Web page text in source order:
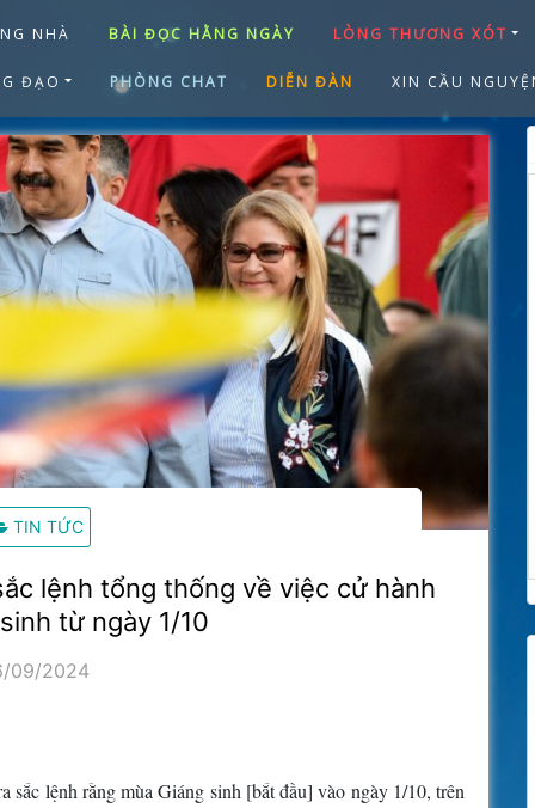
NHÀ BÀI ĐỌC HẰNG NGÀY LÒNG THƯƠNG XÓT
ĐẠO PHÒNG CHAT DIỄN ĐÀN XIN CẦU
TIN TỨC
lệnh tổng thống về việc cử hành
từ ngày 1/10
09/2024
lệnh rằng mùa Giáng sinh [bắt đầu] vào ngày 1/10, trên